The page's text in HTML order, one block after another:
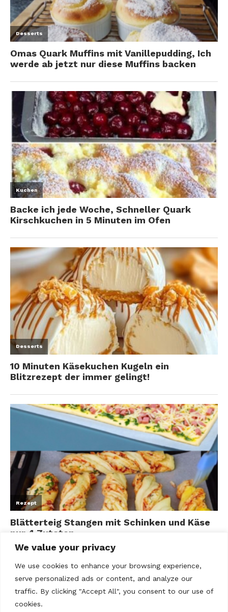
We value your privacy
We use cookies to enhance your browsing experience,
serve personalized ads or content, and analyze our
traffic. By clicking "Accept All", you consent to our use of
cookies.